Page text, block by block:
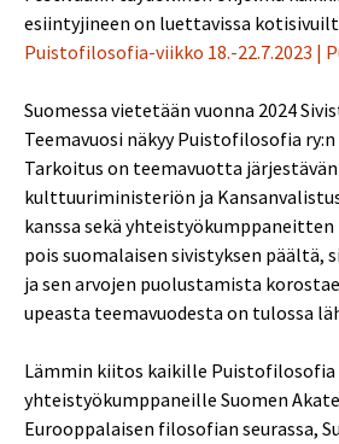
esiintyjineen on luettavissa
Puistofilosofia-viikko 18.-22.7.2023 |
Suomessa vietetään vuonna 2024
Teemavuosi näkyy Puistofilosofia
Tarkoitus on teemavuotta
kulttuuriministeriön ja
kanssa sekä
pois suomalaisen sivistyksen päältä,
ja sen arvojen puolustamista
upeasta teemavuodesta on tulossa
Lämmin kiitos kaikille Puistofilosofia
yhteistyökumppaneille Suomen
Eurooppalaisen filosofian seurassa,